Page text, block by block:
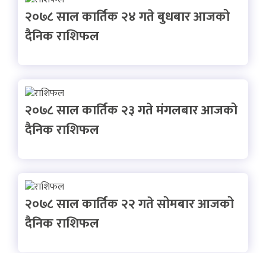
२०७८ साल कार्तिक २४ गते बुधबार आजको
दैनिक राशिफल
२०७८ साल कार्तिक २३ गते मंगलबार आजको
दैनिक राशिफल
२०७८ साल कार्तिक २२ गते सोमबार आजको
दैनिक राशिफल